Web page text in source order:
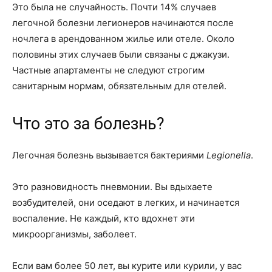
Это была не случайность. Почти 14% случаев
легочной болезни легионеров начинаются после
ночлега в арендованном жилье или отеле. Около
половины этих случаев были связаны с джакузи.
Частные апартаменты не следуют строгим
санитарным нормам, обязательным для отелей.
Что это за болезнь?
Легочная болезнь вызывается бактериями Legionella.
Это разновидность пневмонии. Вы вдыхаете
возбудителей, они оседают в легких, и начинается
воспаление. Не каждый, кто вдохнет эти
микроорганизмы, заболеет.
Если вам более 50 лет, вы курите или курили, у вас